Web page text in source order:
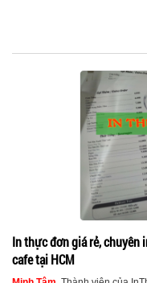
In thực đơn giá rẻ, chuyên
cafe tại HCM